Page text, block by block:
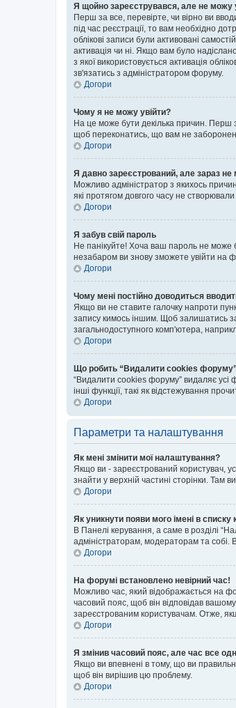
Я щойно зареєструвався, але не можу
Перш за все, перевірте, чи вірно ви
під час реєстрації, то вам необхідно
облікові записи були активовані
активація чи ні. Якщо вам було
з якої використовується активація
зв'язатись з адміністратором форуму.
Догори
Чому я не можу увійти?
На це може бути декілька причин. Перш
щоб переконатись, що вам не
Догори
Я давно зареєстрований, але зараз
Можливо адміністратор з якихось
які протягом довгого часу не
Догори
Я забув свій пароль
Не панікуйте! Хоча ваш пароль не може
незабаром ви знову зможете увійти на
Догори
Чому мені постійно доводиться
Якщо ви не ставите галочку напроти
запису кимось іншим. Щоб залишатись
загальнодоступного комп'ютера,
Догори
Що робить “Видалити cookies
“Видалити cookies форуму” видаляє усі
інші функції, такі як відстежування
Догори
Параметри та налаштування
Як мені змінити мої налаштування?
Якщо ви - зареєстрований користувач,
знайти у верхній частині сторінки. Там
Догори
Як уникнути появи мого імені в списку
В Панелі керування, а саме в розділі
адміністраторам, модераторам та собі.
Догори
На форумі встановлено невірний час!
Можливо час, який відображається на
часовий пояс, щоб він відповідав
зареєстрованим користувачам. Отже,
Догори
Я змінив часовий пояс, але час все
Якщо ви впевнені в тому, що ви
щоб він вирішив цю проблему.
Догори